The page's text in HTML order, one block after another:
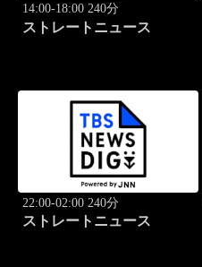
14:00-18:00 240分
ストレートニュース
22:00-02:00 240分
ストレートニュース